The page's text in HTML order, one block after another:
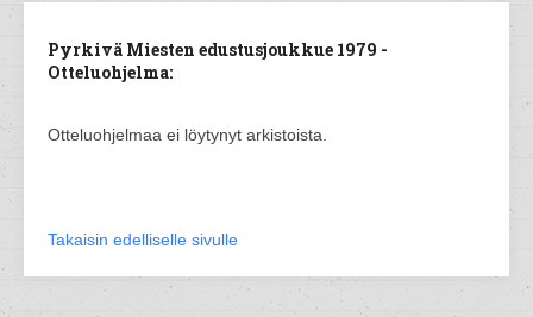
Pyrkivä Miesten edustusjoukkue 1979 -
Otteluohjelma:
Otteluohjelmaa ei löytynyt arkistoista.
Takaisin edelliselle sivulle